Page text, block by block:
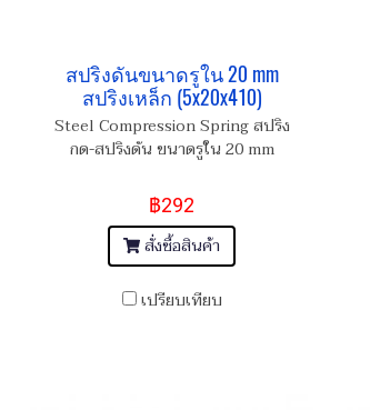
สปริงดันขนาดรูใน 20 mm
สปริงเหล็ก (5x20x410)
Steel Compression Spring สปริง
กด-สปริงดัน ขนาดรูใน 20 mm
฿292
สั่งซื้อสินค้า
เปรียบเทียบ